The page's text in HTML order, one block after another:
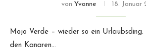
von Yvonne 18. Januar
Mojo Verde – wieder so ein Urlaubsding.
den Kanaren…